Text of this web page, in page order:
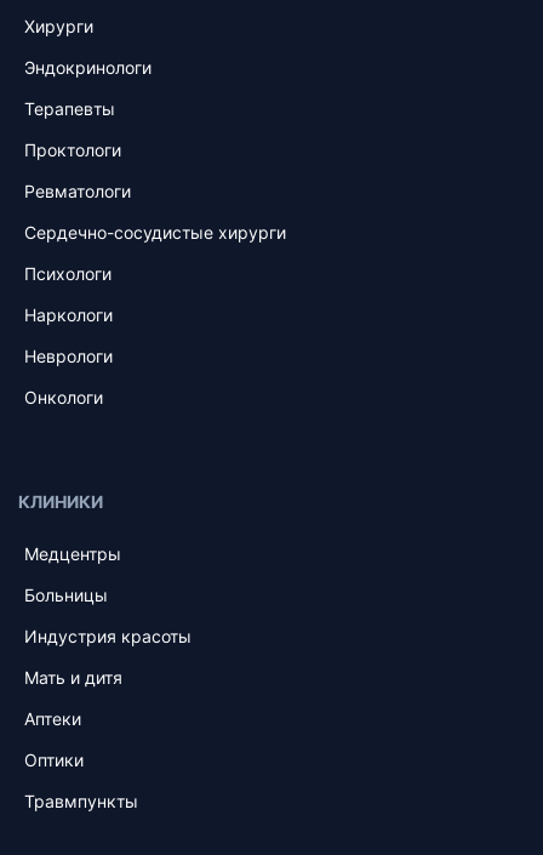
Хирурги
Эндокринологи
Терапевты
Проктологи
Ревматологи
Сердечно-сосудистые хирурги
Психологи
Наркологи
Неврологи
Онкологи
КЛИНИКИ
Медцентры
Больницы
Индустрия красоты
Мать и дитя
Аптеки
Оптики
Травмпункты